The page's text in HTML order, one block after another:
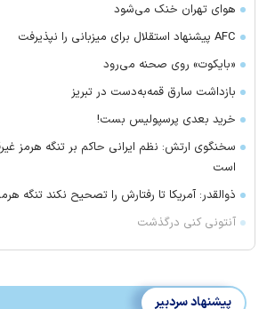
هوای تهران خنک می‌شود
AFC پیشنهاد استقلال برای میزبانی را نپذیرفت
«بایکوت» روی صحنه می‌رود
بازداشت سارق قمه‌به‌دست در تبریز
خرید بعدی پرسپولیس بست!
سخنگوی ارتش: نظم ایرانی حاکم بر تنگه هرمز
است
ذوالقدر: آمریکا تا رفتارش را تصحیح نکند تنگه
آنتونی کنی درگذشت
پیشنهاد سردبیر